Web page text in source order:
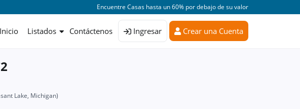
Encuentre Casas hasta un 60% por debajo de su valor
Inicio Listados Contáctenos Ingresar Crear una Cuenta
Lake, Michigan)